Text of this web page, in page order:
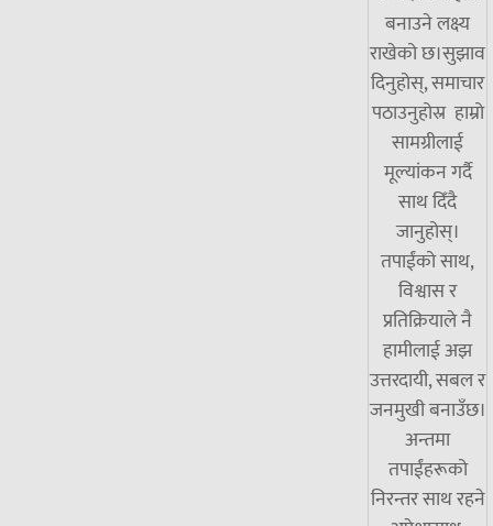
बनाउने लक्ष्य
राखेको छ।सुझाव
दिनुहोस्, समाचार
पठाउनुहोस्र हाम्रो
सामग्रीलाई
मूल्यांकन गर्दै
साथ दिँदै
जानुहोस्।
तपाईंको साथ,
विश्वास र
प्रतिक्रियाले नै
हामीलाई अझ
उत्तरदायी, सबल र
जनमुखी बनाउँछ।
अन्तमा
तपाईंहरूको
निरन्तर साथ रहने